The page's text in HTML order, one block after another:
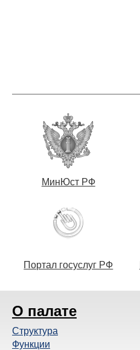
МинЮст РФ
Портал госуслуг РФ
О палате
Структура
Функции